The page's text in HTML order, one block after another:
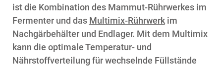
ist die Kombination des Mammut-Rührwerkes im
Fermenter und das Multimix-Rührwerkim
Nachgärbehälter und Endlager. Mit dem Multimix
kann die optimale Temperatur- und
Nährstoffverteilung für wechselnde Füllstände